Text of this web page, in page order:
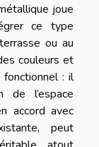
joue
ce type
ou au
couleurs et
fonctionnel : il
de l’espace
accord avec
peut